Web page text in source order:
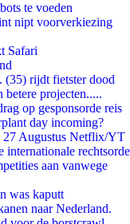
te voeden
nipt voorverkiezing
Safari
(35) rijdt fietster dood
projecten.....
op gesponsorde reis
day incoming?
Augustus Netflix/YT
rechtsorde
aan vanwege
was kaputt
naar Nederland.